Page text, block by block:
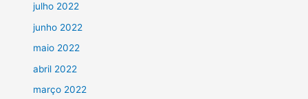
julho 2022
junho 2022
maio 2022
abril 2022
março 2022